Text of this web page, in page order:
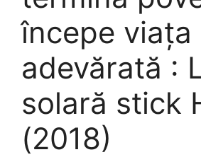
începe viața
adevărată :
solară stick
(2018)